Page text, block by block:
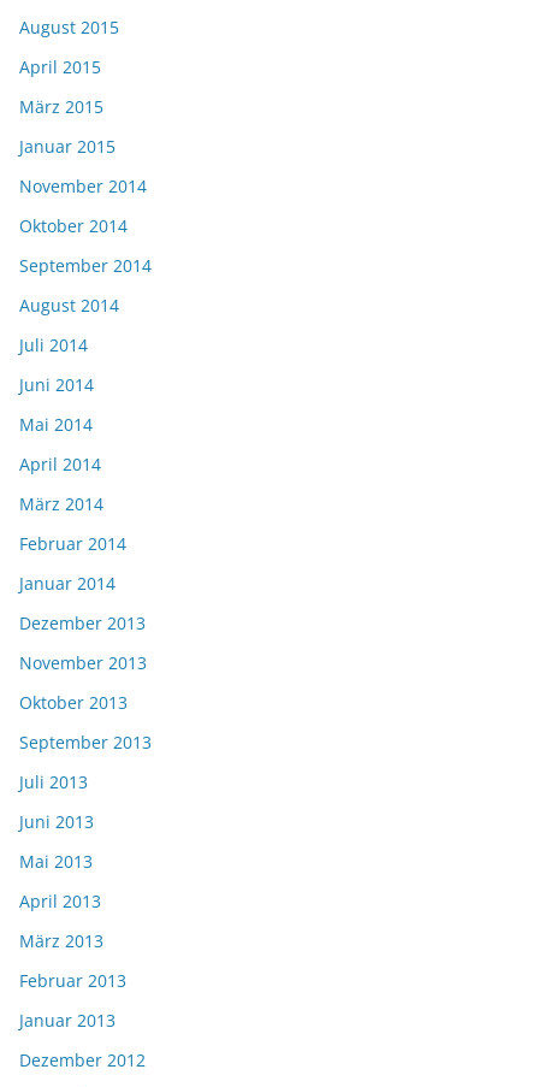
August 2015
April 2015
März 2015
Januar 2015
November 2014
Oktober 2014
September 2014
August 2014
Juli 2014
Juni 2014
Mai 2014
April 2014
März 2014
Februar 2014
Januar 2014
Dezember 2013
November 2013
Oktober 2013
September 2013
Juli 2013
Juni 2013
Mai 2013
April 2013
März 2013
Februar 2013
Januar 2013
Dezember 2012